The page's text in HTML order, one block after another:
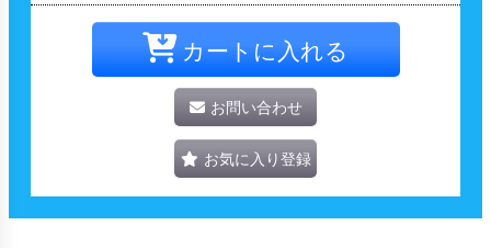
カートに入れる
お問い合わせ
お気に入り登録